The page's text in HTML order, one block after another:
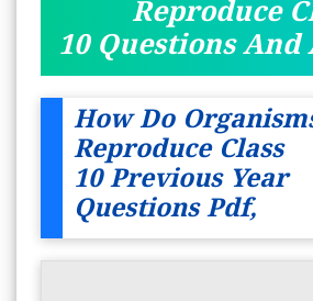
Reproduce
10 Questions And
How Do
Reproduce Class
10Previous Year
Questions Pdf,